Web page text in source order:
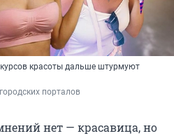
красоты дальше штурмуют
порталов
нет — красавица, но